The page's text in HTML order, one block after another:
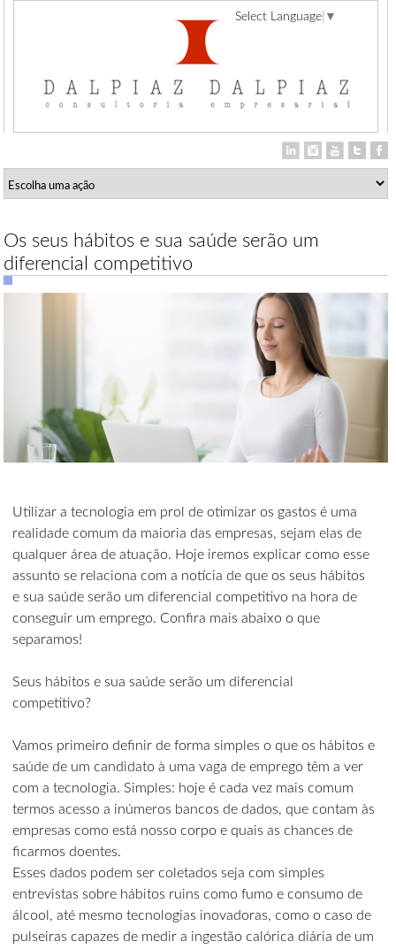
Os seus hábitos e sua saúde serão um
diferencial competitivo
Utilizar a tecnologia em prol de otimizar os gastos é uma
realidade comum da maioria das empresas, sejam elas de
qualquer área de atuação. Hoje iremos explicar como esse
assunto se relaciona com a notícia de que os seus hábitos
e sua saúde serão um diferencial competitivo na hora de
conseguir um emprego. Confira mais abaixo o que
separamos!
Seus hábitos e sua saúde serão um diferencial
competitivo?
Vamos primeiro definir de forma simples o que os hábitos e
saúde de um candidato à uma vaga de emprego têm a ver
com a tecnologia. Simples: hoje é cada vez mais comum
termos acesso a inúmeros bancos de dados, que contam às
empresas como está nosso corpo e quais as chances de
ficarmos doentes.
Esses dados podem ser coletados seja com simples
entrevistas sobre hábitos ruins como fumo e consumo de
álcool, até mesmo tecnologias inovadoras, como o caso de
pulseiras capazes de medir a ingestão calórica diária de um
Select Language ▼